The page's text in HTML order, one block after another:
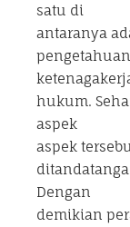
satu di
antaranya
hukum.
aspek
aspek
Dengan
demikian